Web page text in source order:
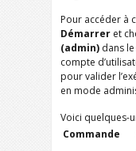
Pour accéder à
Démarrer et
(admin) dans
compte
pour valider
en mode
Voici quelques-
Commande